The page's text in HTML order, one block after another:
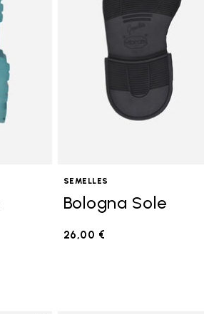
SEMELLES
Bologna Sole
26,00 €